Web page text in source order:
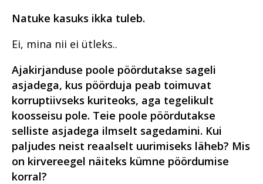
Natuke kasuks ikka tuleb.
Ei, mina nii ei ütleks..
Ajakirjanduse poole pöördutakse sageli
asjadega, kus pöörduja peab toimuvat
korruptiivseks kuriteoks, aga tegelikult
koosseisu pole. Teie poole pöördutakse
selliste asjadega ilmselt sagedamini. Kui
paljudes neist reaalselt uurimiseks läheb? Mis
on kirvereegel näiteks kümne pöördumise
korral?